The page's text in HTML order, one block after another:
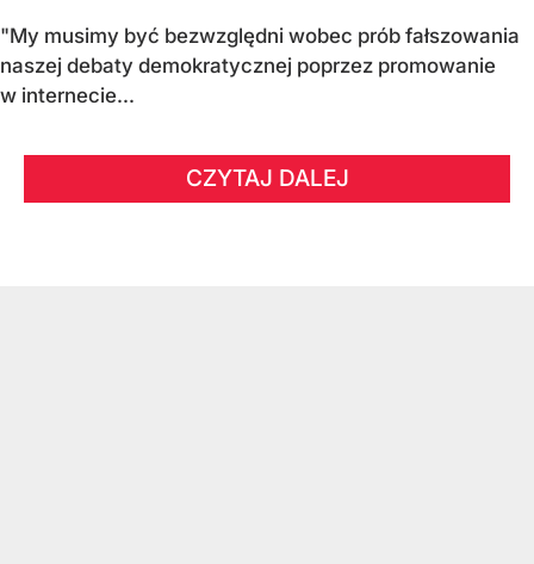
"My musimy być bezwzględni wobec prób fałszowania
naszej debaty demokratycznej poprzez promowanie
w internecie...
CZYTAJ DALEJ